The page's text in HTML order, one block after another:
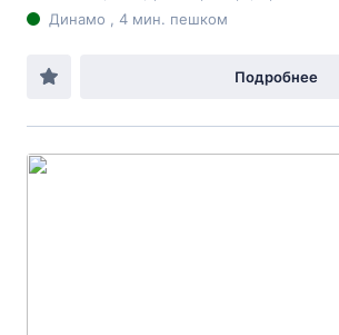
Динамо , 4 мин. пешком
Подробнее